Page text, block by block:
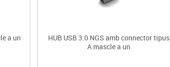
a un
HUB USB 3.0 NGS amb connector tipus
A mascle a un